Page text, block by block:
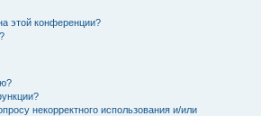
этой конференции?
некорректного использования и/или